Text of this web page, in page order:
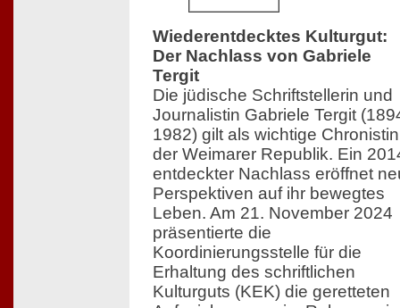
Wiederentdecktes Kulturgut:
Der Nachlass von Gabriele
Tergit
Die jüdische Schriftstellerin und
Journalistin Gabriele Tergit
1982) gilt als wichtige Chronistin
der Weimarer Republik. Ein
entdeckter Nachlass eröffnet
Perspektiven auf ihr bewegtes
Leben. Am 21. November 2024
präsentierte die
Koordinierungsstelle für die
Erhaltung des schriftlichen
Kulturguts (KEK) die geretteten